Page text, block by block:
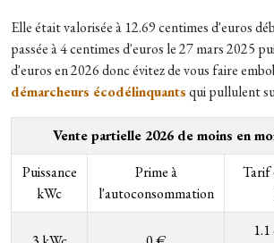
Elle était valorisée à 12.69 centimes d'euros
passée à 4 centimes d'euros le 27 mars 2025
d'euros en 2026 donc évitez de vous faire
démarcheurs écodélinquantsqui pullulent
Vente partielle 2026 de moins en
Puissance
kWc
Prime à
l'autoconsommation
Tarif